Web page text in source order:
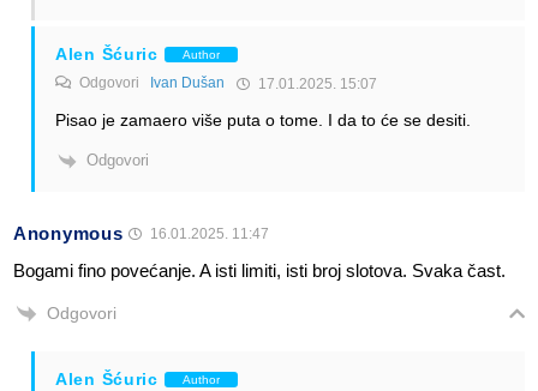
Alen Šćuric Author
Odgovori Ivan Dušan 17.01.2025. 15:07
Pisao je zamaero više puta o tome. I da to će se desiti.
Odgovori
Anonymous 16.01.2025. 11:47
Bogami fino povećanje. A isti limiti, isti broj slotova. Svaka čast.
Odgovori
Alen Šćuric Author